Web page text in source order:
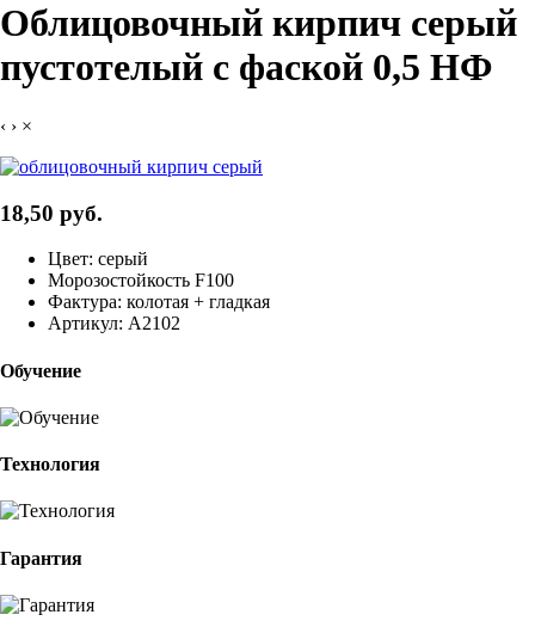
Облицовочный кирпич серый
пустотелый с фаской 0,5 НФ
‹ › ×
18,50 руб.
Цвет: серый
Морозостойкость F100
Фактура: колотая + гладкая
Артикул: А2102
Обучение
Технология
Гарантия